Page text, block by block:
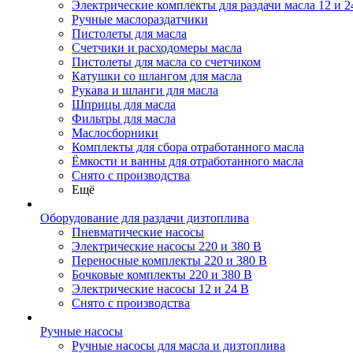
Электрические комплекты для раздачи масла 12 и
Ручные маслораздатчики
Пистолеты для масла
Счетчики и расходомеры масла
Пистолеты для масла со счетчиком
Катушки со шлангом для масла
Рукава и шланги для масла
Шприцы для масла
Фильтры для масла
Маслосборники
Комплекты для сбора отработанного масла
Ёмкости и ванны для отработанного масла
Снято с производства
Ещё
Оборудование для раздачи дизтоплива
Пневматические насосы
Электрические насосы 220 и 380 В
Переносные комплекты 220 и 380 В
Бочковые комплекты 220 и 380 В
Электрические насосы 12 и 24 В
Снято с производства
Ручные насосы
Ручные насосы для масла и дизтоплива